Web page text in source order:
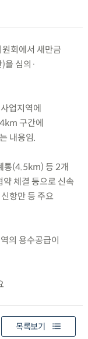
회에서 새만금
을 심의·
업지역에
구간에
내용임.
통(4.5km) 등 2개
체결 등으로 신속
항만 등 주요
의 용수공급이
목록보기